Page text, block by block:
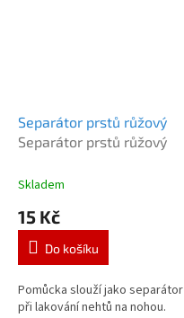
Separátor prstů růžový
Separátor prstů růžový
Skladem
15 Kč
Do košíku
Pomůcka slouží jako separátor
při lakování nehtů na nohou.